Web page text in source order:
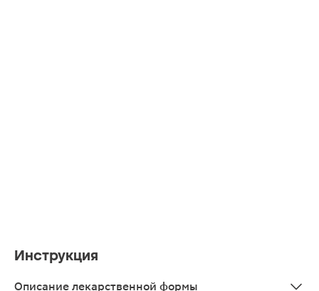
Инструкция
Описание лекарственной формы